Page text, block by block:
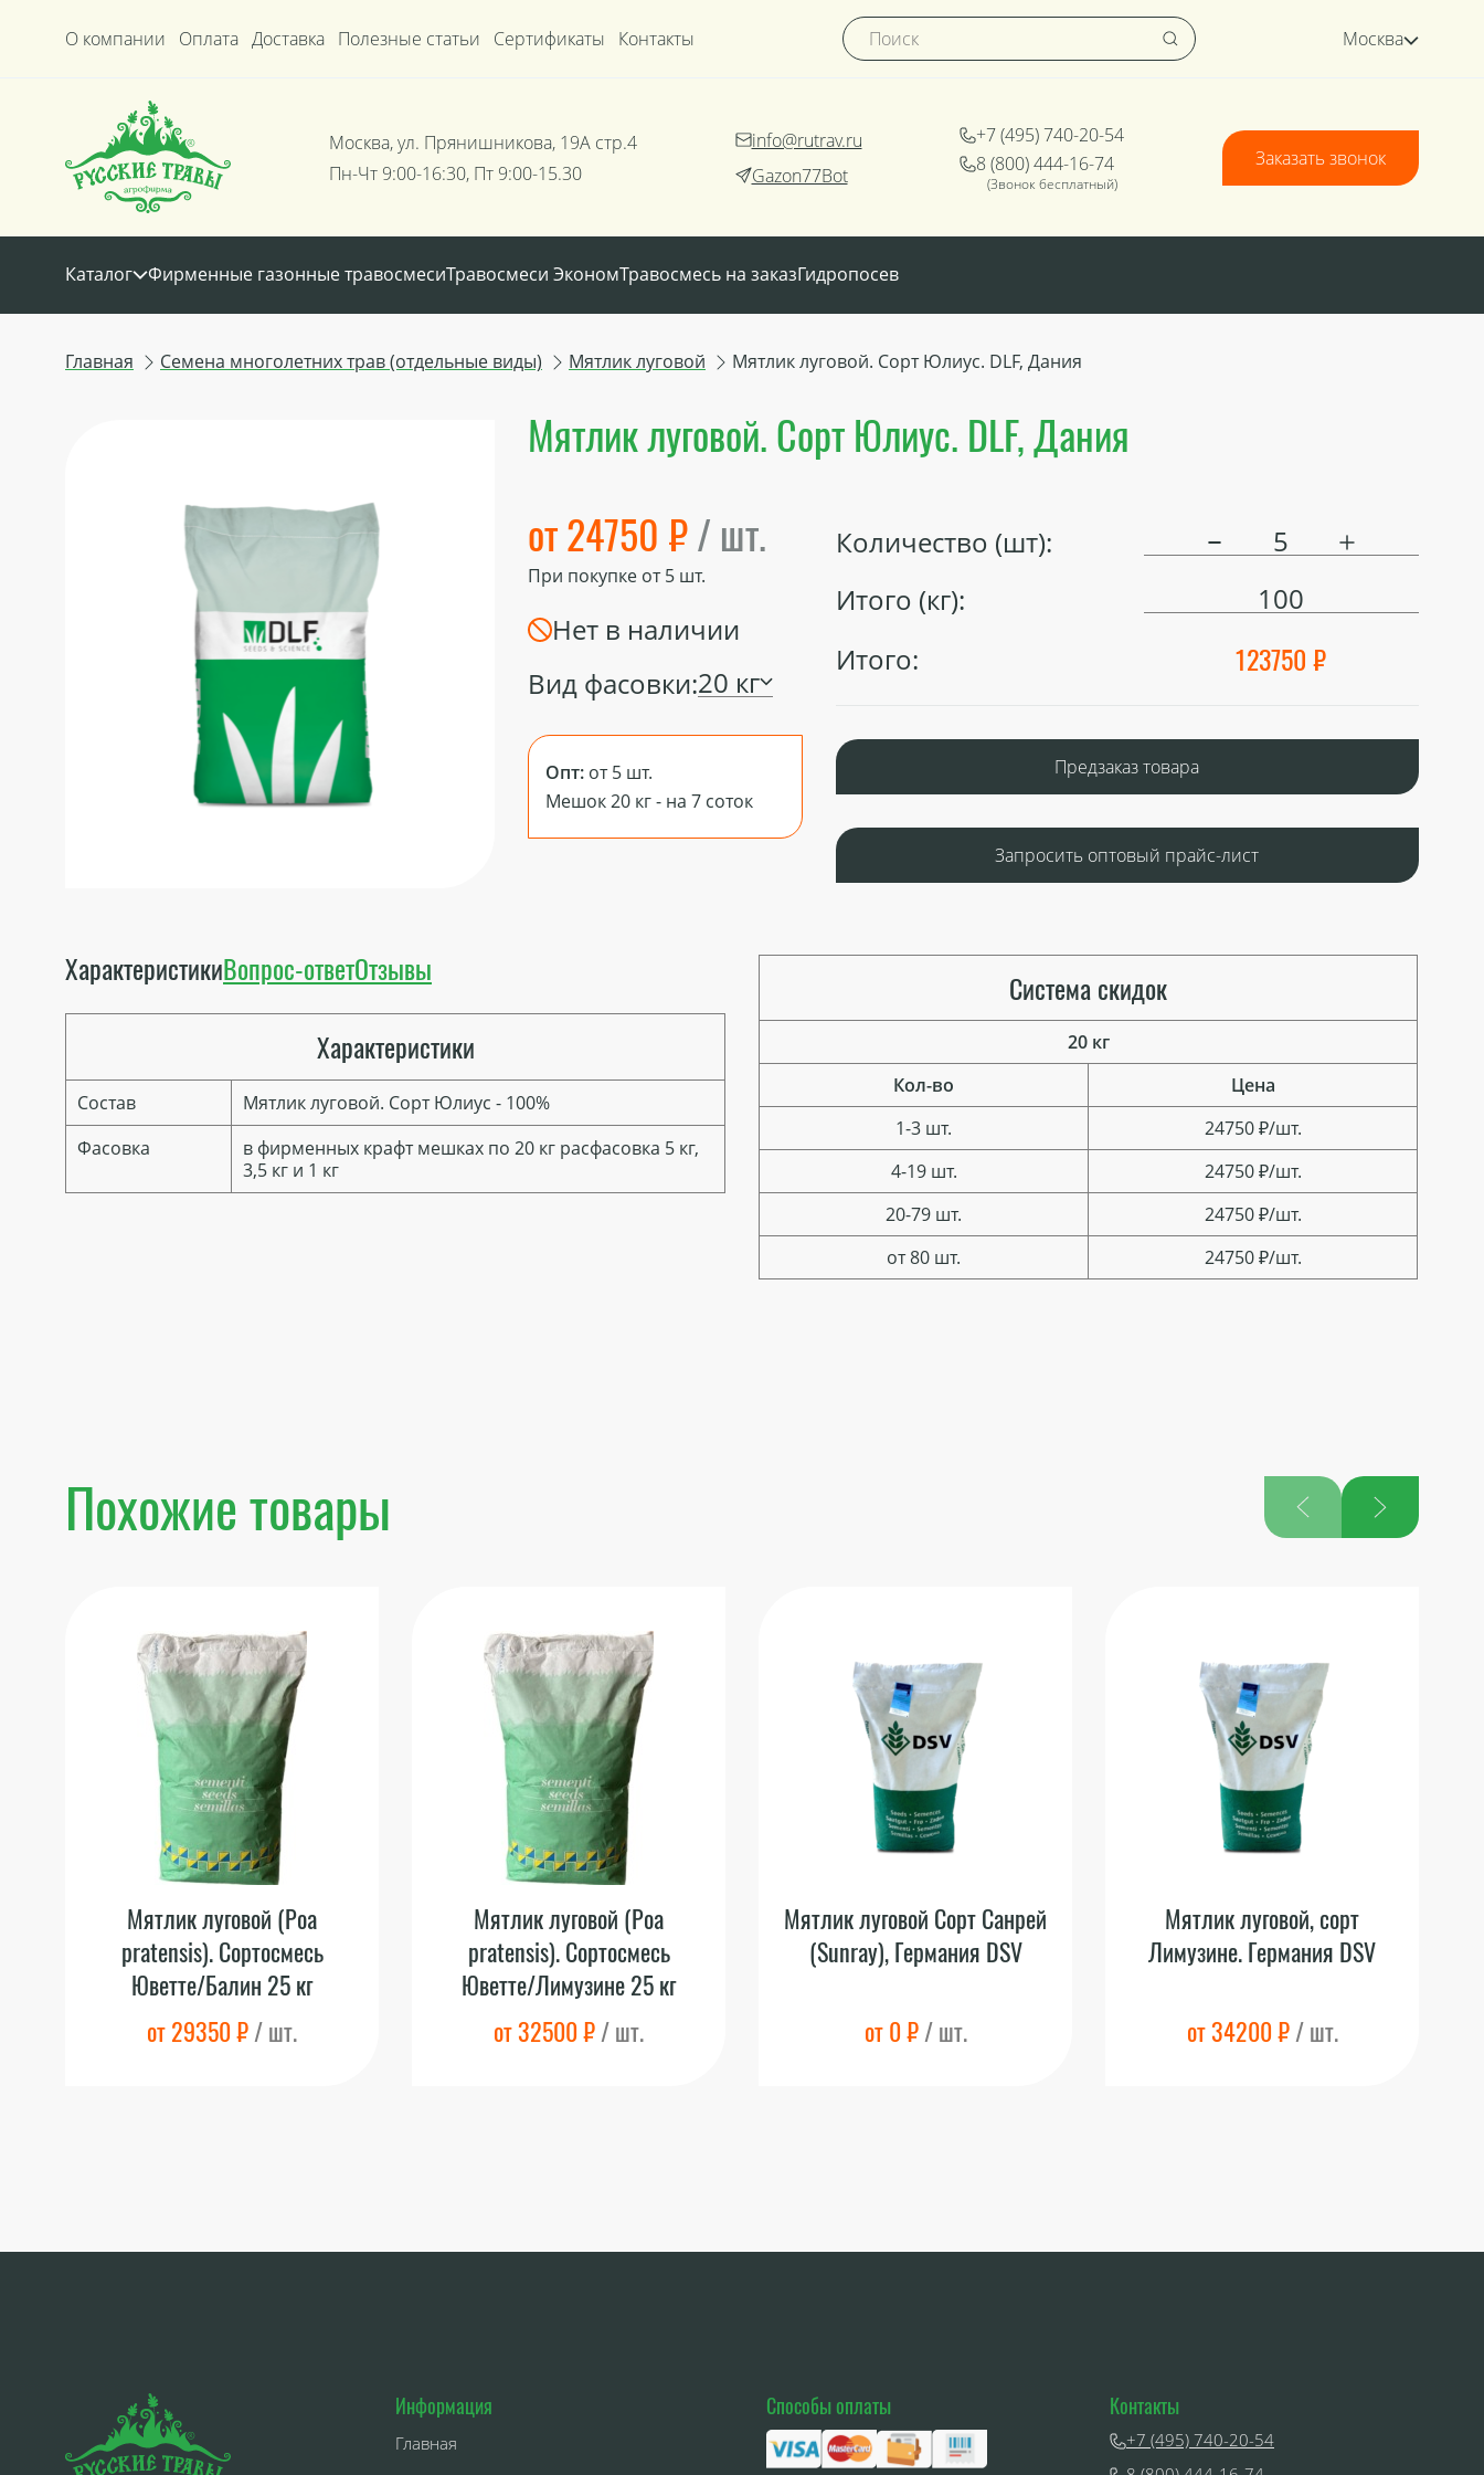
О компании Оплата Доставка Полезные статьи Сертификаты Контакты Москва
Москва, ул. Прянишникова, 19А стр.4
Пн-Чт 9:00-16:30, Пт 9:00-15.30
info@rutrav.ru
Gazon77Bot
+7 (495) 740-20-54
8 (800) 444-16-74
(Звонок бесплатный)
Заказать звонок
Каталог Фирменные газонные травосмесиТравосмеси ЭкономТравосмесь на заказГидропосев
Главная Семена многолетних трав (отдельные виды) Мятлик луговой Мятлик луговой. Сорт Юлиус. DLF, Дания
Мятлик луговой. Сорт Юлиус. DLF, Дания
от 24750 ₽/ шт.
При покупке от5шт.
Нет в наличии
Вид фасовки:20 кг
Опт:от 5 шт.
Мешок 20 кг - на 7 соток
Количество (шт):
Итого (кг):
100
Итого:
123750 ₽
Предзаказ товара
Запросить оптовый прайс-лист
ХарактеристикиВопрос-ответОтзывы
Характеристики
Состав
Мятлик луговой. Сорт Юлиус - 100%
Фасовка
в фирменных крафт мешках по 20 кг расфасовка 5 кг,
3,5 кг и 1 кг
Система скидок
20 кг
Кол-во
1-3 шт.
4-19 шт.
20-79 шт.
от 80 шт.
Цена
24750 ₽/шт.
24750 ₽/шт.
24750 ₽/шт.
24750 ₽/шт.
Похожие товары
Мятлик луговой (Poa
pratensis). Сортосмесь
Юветте/Балин 25 кг
от 29350 ₽/ шт.
Мятлик луговой (Poa
pratensis). Сортосмесь
Юветте/Лимузине 25 кг
от 32500 ₽/ шт.
Мятлик луговой Сорт Санрей
(Sunray), Германия DSV
от 0 ₽/ шт.
Мятлик луговой, сорт
Лимузине. Германия DSV
от 34200 ₽/ шт.
Информация
Главная
Способы оплаты Контакты
+7 (495) 740-20-54